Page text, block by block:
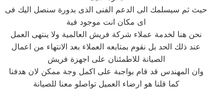
حيث ثم سيسلمك الى الدعم الفنى الذى بدورة سنصل اليك فى
اى مكان انت موجود فية
نحن هنا لخدمة عملاء شركة فريش العالمية ولا ينتهى العمل
عند ذلك الحد بل نقوم بمتابعه العملاء بعد الانتهاء من اعمال
الصيانة للاطمئنان على اجهزة فريش
وان المهندس قد قام بواجبة على اكمل وجة ممكن لان هدفنا
كما قلنا هو ارضاء العميل تواصلو معنا للصيانة